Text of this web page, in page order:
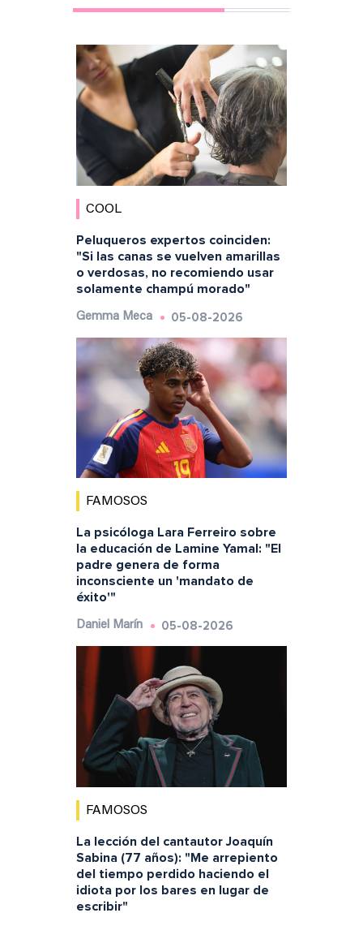
COOL
Peluqueros expertos coinciden:
"Si las canas se vuelven amarillas
o verdosas, no recomiendo usar
solamente champú morado"
Gemma Meca 05-08-2026
FAMOSOS
La psicóloga Lara Ferreiro sobre
la educación de Lamine Yamal: "El
padre genera de forma
inconsciente un 'mandato de
éxito'"
Daniel Marín 05-08-2026
FAMOSOS
La lección del cantautor Joaquín
Sabina (77 años): "Me arrepiento
del tiempo perdido haciendo el
idiota por los bares en lugar de
escribir"